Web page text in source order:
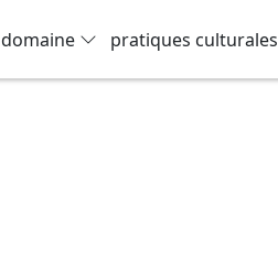
domaine pratiques culturales